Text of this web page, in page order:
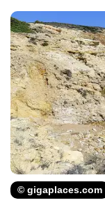
© gigaplaces.com